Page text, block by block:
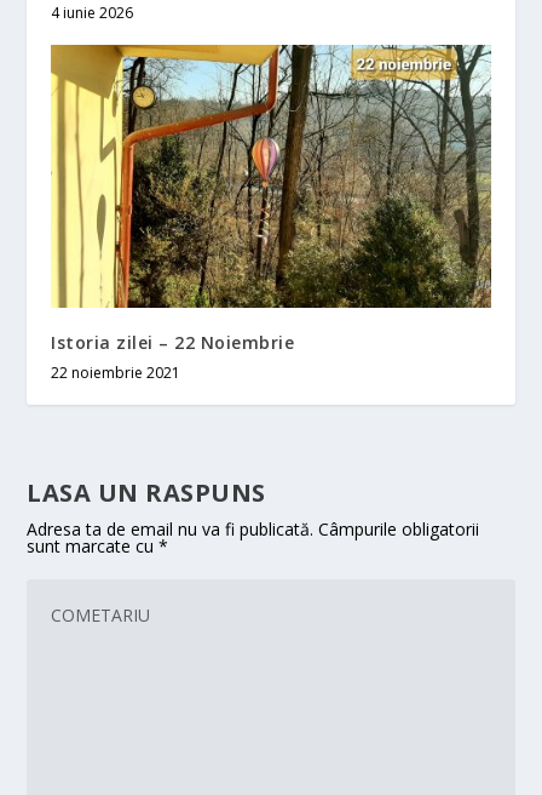
4 iunie 2026
Istoria zilei – 22 Noiembrie
22 noiembrie 2021
LASA UN RASPUNS
Adresa ta de email nu va fi publicată. Câmpurile obligatorii
sunt marcate cu*